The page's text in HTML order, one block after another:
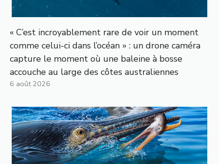
« C’est incroyablement rare de voir un moment
comme celui-ci dans l’océan » : un drone caméra
capture le moment où une baleine à bosse
accouche au large des côtes australiennes
6 août 2026